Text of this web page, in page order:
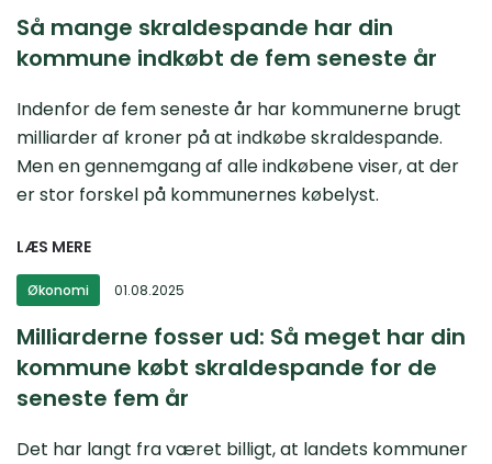
Så mange skraldespande har din
kommune indkøbt de fem seneste år
Indenfor de fem seneste år har kommunerne brugt
milliarder af kroner på at indkøbe skraldespande.
Men en gennemgang af alle indkøbene viser, at der
er stor forskel på kommunernes købelyst.
LÆS MERE
Økonomi 01.08.2025
Milliarderne fosser ud: Så meget har din
kommune købt skraldespande for de
seneste fem år
Det har langt fra været billigt, at landets kommuner